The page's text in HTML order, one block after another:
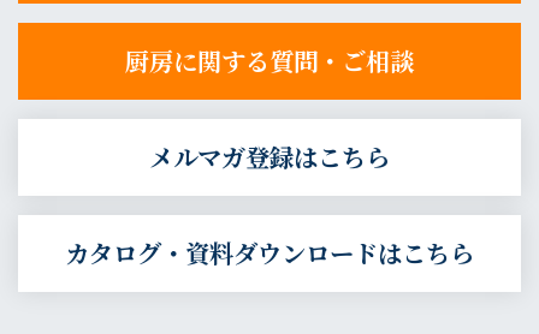
厨房に関する質問・ご相談
メルマガ登録はこちら
カタログ・資料ダウンロードはこちら